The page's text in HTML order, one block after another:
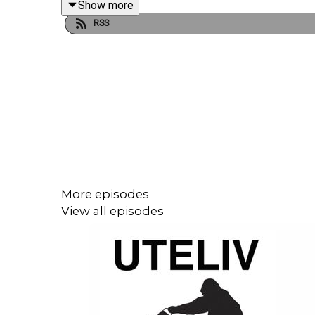
Men i like stor grad prater vi om hvordan
Show more
RSS
More episodes
View all episodes